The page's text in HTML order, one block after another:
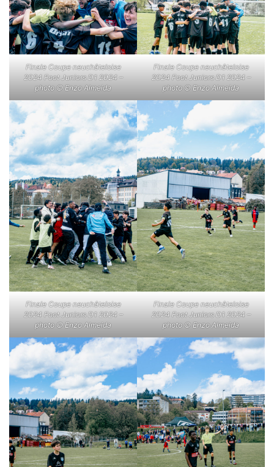
Finale Coupe neuchâteloise
2024 Foot Juniors D1 2024 –
photo © Enzo Almeida
Finale Coupe neuchâteloise
2024 Foot Juniors D1 2024 –
photo © Enzo Almeida
Finale Coupe neuchâteloise
2024 Foot Juniors D1 2024 –
photo © Enzo Almeida
Finale Coupe neuchâteloise
2024 Foot Juniors D1 2024 –
photo © Enzo Almeida